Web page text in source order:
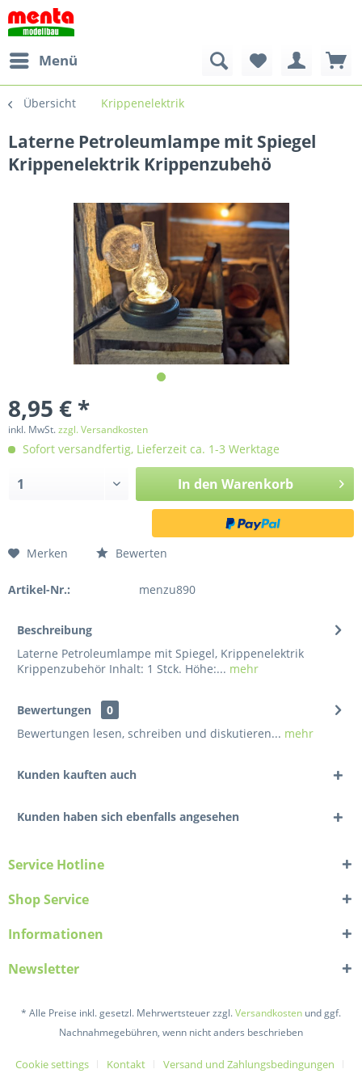
Menü
Übersicht Krippenelektrik
Laterne Petroleumlampe mit Spiegel
Krippenelektrik Krippenzubehö
8,95 € *
inkl. MwSt.zzgl. Versandkosten
Sofort versandfertig, Lieferzeit ca. 1-3 Werktage
In den Warenkorb
Merken Bewerten
Artikel-Nr.: menzu890
Beschreibung
Laterne Petroleumlampe mit Spiegel, Krippenelektrik
Krippenzubehör Inhalt: 1 Stck. Höhe:... mehr
Bewertungen
0
Bewertungen lesen, schreiben und diskutieren... mehr
Kunden kauften auch
Kunden haben sich ebenfalls angesehen
Service Hotline
Shop Service
Informationen
Newsletter
* Alle Preise inkl. gesetzl. Mehrwertsteuer zzgl.Versandkosten und ggf.
Nachnahmegebühren, wenn nicht anders beschrieben
Cookie settings Kontakt
Versand und Zahlungsbedingungen